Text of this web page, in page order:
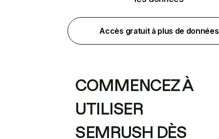
Accès gratuit à plus de données
COMMENCEZ À
UTILISER
SEMRUSH DÈS